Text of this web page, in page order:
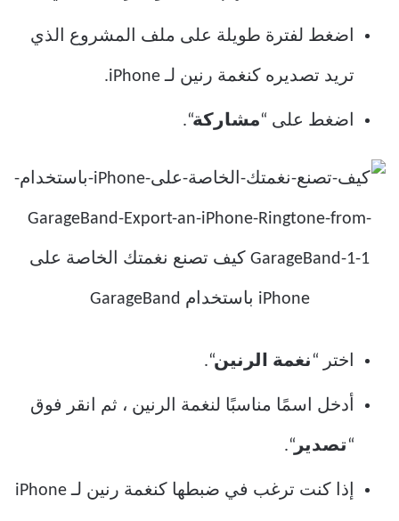
اضغط لفترة طويلة على ملف المشروع الذي
تريد تصديره كنغمة رنين لـ iPhone.
اضغط على “مشاركة“.
اختر “ نغمة الرنين“.
أدخل اسمًا مناسبًا لنغمة الرنين ، ثم انقر فوق
“ تصدير“.
إذا كنت ترغب في ضبطها كنغمة رنين لـ iPhone